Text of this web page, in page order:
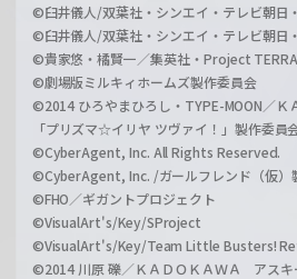
©臼井儀人/双葉社・シンエイ・テレビ朝日
©臼井儀人/双葉社・シンエイ・テレビ朝日
©貴家悠・橘賢一／集英社・Project
©劇場版ミルキィホームズ製作委員会
©2014 ひろやまひろし・TYPE-MOON／Ｋ
「プリズマ☆イリヤ ツヴァイ！」製作委員
©CyberAgent, Inc. All Rights Reserved.
©CyberAgent, Inc. /ガールフレンド（仮）
©FHO／ギガントプロジェクト
©VisualArt's/Key/SProject
©VisualArt's/Key/Team Little Busters!
©2014 川原 礫／ＫＡＤＯＫＡＷＡ アスキ